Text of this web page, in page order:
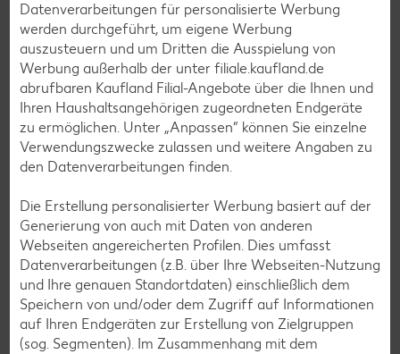
E-Ladestationen
Wir setzen auf nachhaltige E-Mobilität. An unseren Elektro-
Ladestationen deiner Kaufland-Filiale kannst du dein E-
Fahrzeug während unserer Öffnungszeiten aufladen.
Weitere Informationen
Datenverarbeitungen für personalisierte Werbung
werden durchgeführt, um eigene Werbung
auszusteuern und um Dritten die Ausspielung von
Werbung außerhalb der unter filiale.kaufland.de
abrufbaren Kaufland Filial-Angebote über die Ihnen und
Ihren Haushaltsangehörigen zugeordneten Endgeräte
zu ermöglichen. Unter „Anpassen“ können Sie einzelne
Verwendungszwecke zulassen und weitere Angaben zu
den Datenverarbeitungen finden.
Die Erstellung personalisierter Werbung basiert auf der
Generierung von auch mit Daten von anderen
Webseiten angereicherten Profilen. Dies umfasst
Datenverarbeitungen (z.B. über Ihre Webseiten-Nutzung
und Ihre genauen Standortdaten) einschließlich dem
Speichern von und/oder dem Zugriff auf Informationen
auf Ihren Endgeräten zur Erstellung von Zielgruppen
(sog. Segmenten). Im Zusammenhang mit dem